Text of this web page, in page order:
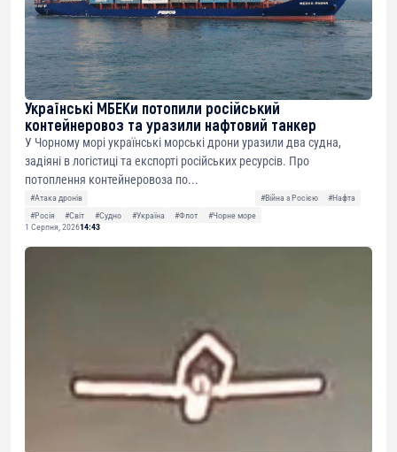
Українські МБЕКи потопили російський
контейнеровоз та уразили нафтовий танкер
У Чорному морі українські морські дрони уразили два судна,
задіяні в логістиці та експорті російських ресурсів. Про
потоплення контейнеровоза по...
#Атака дронів #Війна з Росією
#Нафта
#Росія
#Світ #Судно #Україна #Флот
#Чорне море
1 Серпня, 202614:43